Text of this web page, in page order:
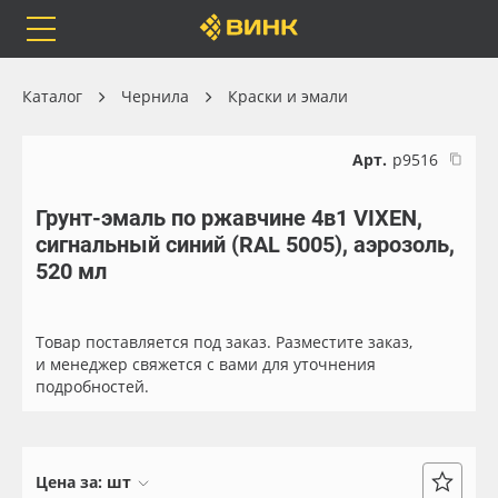
Каталог
Orafol
Бренды
Доставка
Весь каталог
Рулонные материалы
Самоклеящиеся плёнки
Листовые материалы
Каталог Чернила Краски и эмали
Арт. р9516
Грунт-эмаль по ржавчине 4в1 VIXEN,
сигнальный синий (RAL 5005), аэрозоль,
520 мл
Товар поставляется под заказ. Разместите заказ,
и менеджер свяжется с вами для уточнения
подробностей.
Цена за: шт